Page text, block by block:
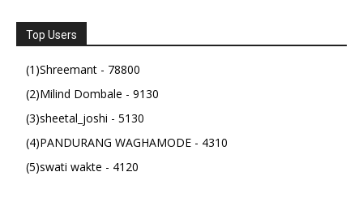
Top Users
(1)Shreemant - 78800
(2)Milind Dombale - 9130
(3)sheetal_joshi - 5130
(4)PANDURANG WAGHAMODE - 4310
(5)swati wakte - 4120